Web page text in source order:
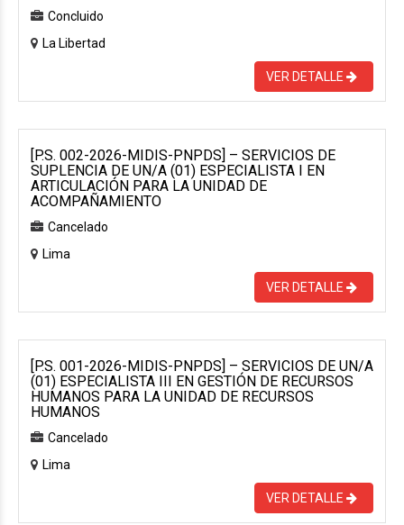
Concluido
La Libertad
VER DETALLE
[P.S. 002-2026-MIDIS-PNPDS] – SERVICIOS DE
SUPLENCIA DE UN/A (01) ESPECIALISTA I EN
ARTICULACIÓN PARA LA UNIDAD DE
ACOMPAÑAMIENTO
Cancelado
Lima
VER DETALLE
[P.S. 001-2026-MIDIS-PNPDS] – SERVICIOS DE UN/A
(01) ESPECIALISTA III EN GESTIÓN DE RECURSOS
HUMANOS PARA LA UNIDAD DE RECURSOS
HUMANOS
Cancelado
Lima
VER DETALLE